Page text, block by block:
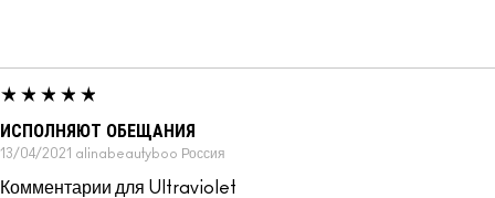
ИСПОЛНЯЮТ ОБЕЩАНИЯ
13/04/2021 alinabeautyboo Россия
Комментарии для Ultraviolet